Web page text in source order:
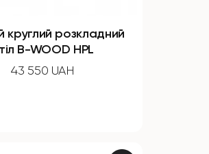
круглий розкладний
B-WOOD HPL
43 550 UAH